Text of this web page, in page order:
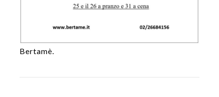
Bertamè.